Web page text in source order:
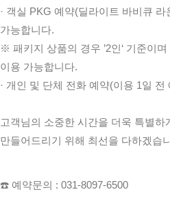
· 객실 PKG 예약(딜라이트 바비큐
가능합니다.
※ 패키지 상품의 경우 ’2인‘ 기준이
이용 가능합니다.
· 개인 및 단체 전화 예약(이용 1일
고객님의 소중한 시간을 더욱 특별하
만들어드리기 위해 최선을 다하겠습
☎️ 예약문의 : 031-8097-6500